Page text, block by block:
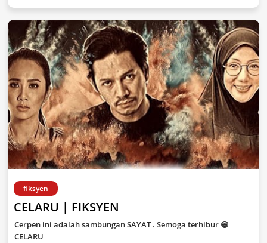
fiksyen
CELARU | FIKSYEN
Cerpen ini adalah sambungan SAYAT . Semoga terhibur 😁
CELARU